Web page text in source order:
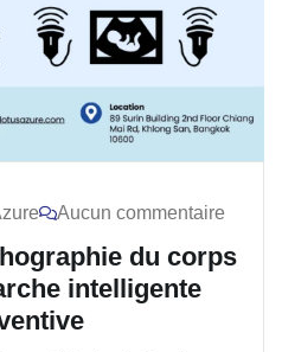
Aucun commentaire
du corps
intelligente